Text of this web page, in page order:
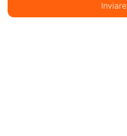
Inviare